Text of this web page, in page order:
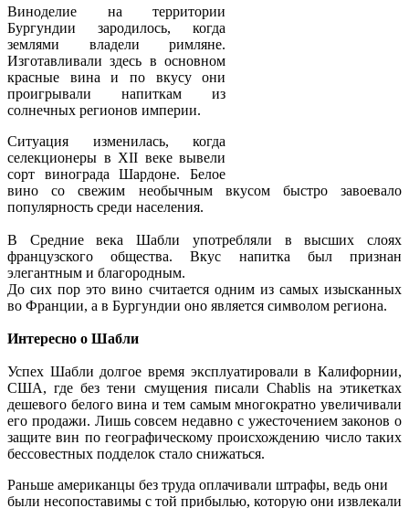
Виноделие на территории
Бургундии зародилось, когда
землями владели римляне.
Изготавливали здесь в основном
красные вина и по вкусу они
проигрывали напиткам из
солнечных регионов империи.
Ситуация изменилась, когда
селекционеры в XII веке вывели
сорт винограда Шардоне. Белое
вино со свежим необычным вкусом быстро завоевало
популярность среди населения.
В Средние века Шабли употребляли в высших слоях
французского общества. Вкус напитка был признан
элегантным и благородным.
До сих пор это вино считается одним из самых изысканных
во Франции, а в Бургундии оно является символом региона.
Интересно о Шабли
Успех Шабли долгое время эксплуатировали в Калифорнии,
США, где без тени смущения писали Chablis на этикетках
дешевого белого вина и тем самым многократно увеличивали
его продажи. Лишь совсем недавно с ужесточением законов о
защите вин по географическому происхождению число таких
бессовестных подделок стало снижаться.
Раньше американцы без труда оплачивали штрафы, ведь они
были несопоставимы с той прибылью, которую они извлекали